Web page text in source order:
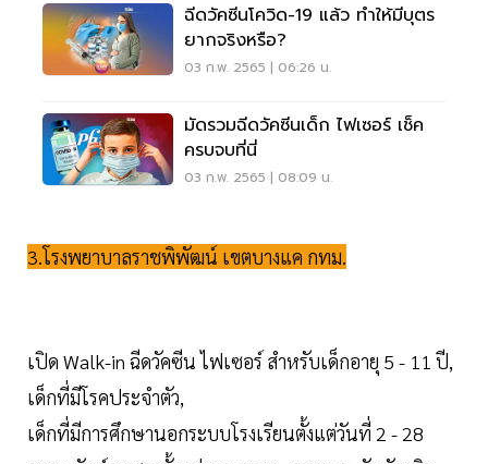
ฉีดวัคซีนโควิด-19 แล้ว ทำให้มีบุตร
ยากจริงหรือ?
03 ก.พ. 2565 | 06:26 น.
มัดรวมฉีดวัคซีนเด็ก ไฟเซอร์ เช็ค
ครบจบที่นี่
03 ก.พ. 2565 | 08:09 น.
3.โรงพยาบาลราชพิพัฒน์ เขตบางแค กทม.
เปิด Walk-in ฉีดวัคซีน ไฟเซอร์ สำหรับเด็กอายุ 5 - 11 ปี,
เด็กที่มีโรคประจำตัว,
เด็กที่มีการศึกษานอกระบบโรงเรียนตั้งแต่วันที่ 2 - 28